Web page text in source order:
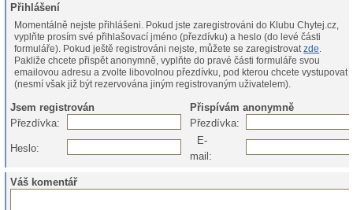
Přihlášení
Momentálně nejste přihlášeni. Pokud jste zaregistrováni do Klubu Chytej.cz,
vyplňte prosím své přihlašovací jméno (přezdívku) a heslo (do levé části
formuláře). Pokud ještě registrováni nejste, můžete se zaregistrovatzde.
Pakliže chcete přispět anonymně, vyplňte do pravé části formuláře svou
emailovou adresu a zvolte libovolnou přezdívku, pod kterou chcete vystupovat
(nesmí však již být rezervována jiným registrovaným uživatelem).
Jsem registrován
Přispívám anonymně
Přezdívka:
Přezdívka:
Heslo:
E-
mail:
Váš komentář